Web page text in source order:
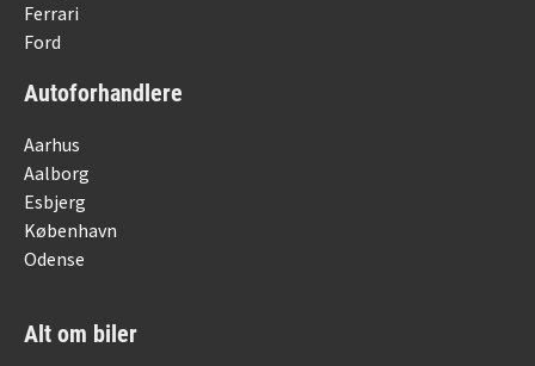
Ferrari
Ford
Autoforhandlere
Aarhus
Aalborg
Esbjerg
København
Odense
Alt om biler